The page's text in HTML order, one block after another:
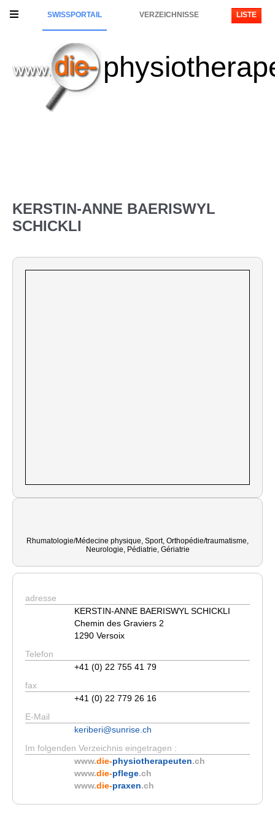
SWISSPORTAIL VERZEICHNISSE LISTE
KERSTIN-ANNE BAERISWYL
SCHICKLI
Rhumatologie/Médecine physique, Sport, Orthopédie/traumatisme,
Neurologie, Pédiatrie, Gériatrie
adresse
KERSTIN-ANNE BAERISWYL SCHICKLI
Chemin des Graviers 2
1290 Versoix
Telefon
+41 (0) 22 755 41 79
fax
+41 (0) 22 779 26 16
E-Mail
keriberi@sunrise.ch
Im folgenden Verzeichnis eingetragen :
www.die-physiotherapeuten.ch
www.die-pflege.ch
www.die-praxen.ch